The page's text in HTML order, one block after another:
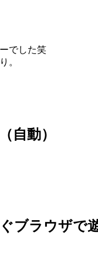
でした笑
。
自動）
ブラウザで